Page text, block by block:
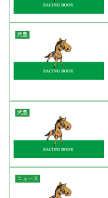
武豊
武豊
ニュース